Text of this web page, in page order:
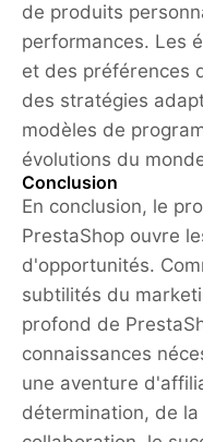
de produits
performances. Les
et des préférences
des stratégies
modèles de
évolutions du
Conclusion
En conclusion, le
PrestaShop ouvre
d'opportunités.
subtilités du
profond de
connaissances
une aventure
détermination, de